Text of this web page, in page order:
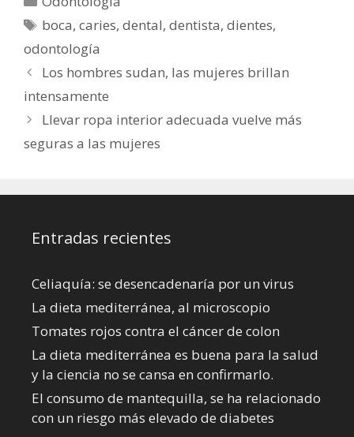
Etiquetas
boca,caries,dental,dentista,dientes,
odontología
Los hombres sudan, las mujeres brillan
intensamente
Llevar ropa interior adecuada vuelve más
seguras a las mujeres
Entradas recientes
Celiaquía: se desencadenaría por un virus
La dieta mediterránea, al microscopio
Tomates rojos contra el cáncer de colon
La dieta mediterránea es buena para la salud
y la ciencia no se cansa en confirmarlo.
El consumo de mantequilla, se ha relacionado
con un riesgo más elevado de diabetes